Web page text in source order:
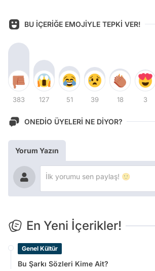
BU İÇERİĞE EMOJİYLE TEPKİ VER!
383 127 51 39 18 3
ONEDİO ÜYELERİ NE DİYOR?
Yorum Yazın
En Yeni İçerikler!
Genel Kültür
Bu Şarkı Sözleri Kime Ait?